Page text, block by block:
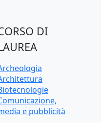
DI
e pubblicità